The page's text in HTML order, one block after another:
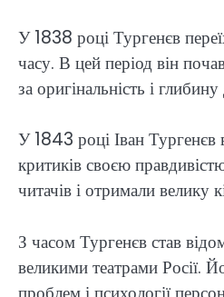
У 1838 році Тургенєв
часу. В цей період він
за оригінальність і
У 1843 році Іван
критиків своєю
читачів і отримали велику
З часом Тургенєв став
великими театрами Росії.